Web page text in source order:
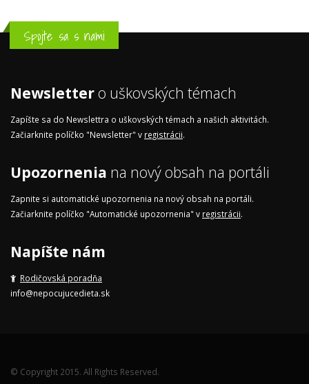
Spojte sa s nami
Newsletter o uškovských témach
Zapíšte sa do Newslettra o uškovských témach a našich aktivitách.
Začiarknite políčko "Newsletter" v registrácii.
Upozornenia na nový obsah na portáli
Zapnite si automatické upozornenia na nový obsah na portáli.
Začiarknite políčko "Automatické upozornenia" v registrácii.
Napíšte nám
Rodičovská poradňa
info@nepocujucedieta.sk
© Copyright 2015. All Rights Reserved.